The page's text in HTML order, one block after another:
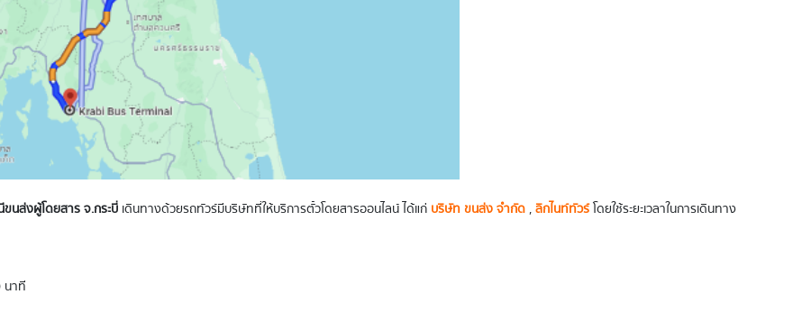
นส่งผู้โดยสาร จ.กระบี่ เดินทางด้วยรถทัวร์มีบริษัทที่ให้บริการตั๋วโดยสารออนไลน์ ได้แก่ บริษัท ขนส่ง จำกัด,ลิกไนท์ทัวร์โดยใช้ระยะเวลาในการเดินทาง
นาที